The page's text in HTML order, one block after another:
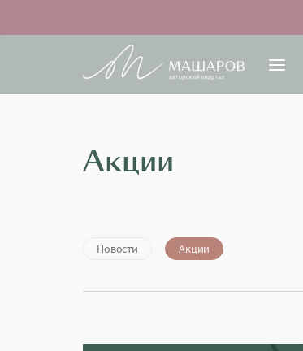
Акции
Новости Акции